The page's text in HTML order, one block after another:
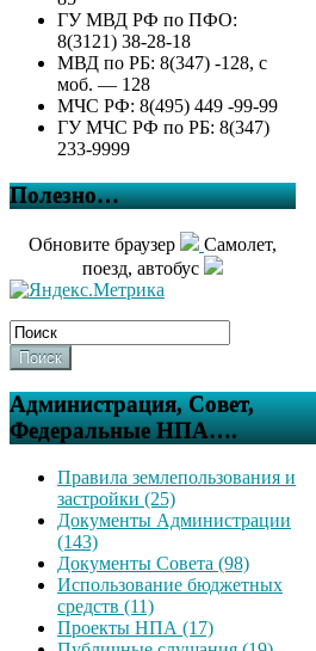
ГУ МВД РФ по ПФО:
8(3121) 38-28-18
МВД по РБ: 8(347) -128, с
моб. — 128
МЧС РФ: 8(495) 449 -99-99
ГУ МЧС РФ по РБ: 8(347)
233-9999
Полезно…
Обновите браузер
Самолет,
поезд, автобус
Поиск
Администрация, Совет,
Федеральные НПА….
Правила землепользования и
застройки (25)
Документы Администрации
(143)
Документы Совета (98)
Использование бюджетных
средств (11)
Проекты НПА (17)